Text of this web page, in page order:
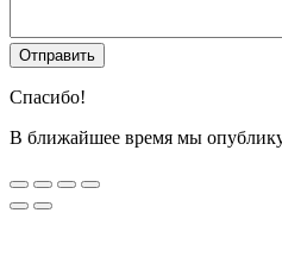
Спасибо!
В ближайшее время мы